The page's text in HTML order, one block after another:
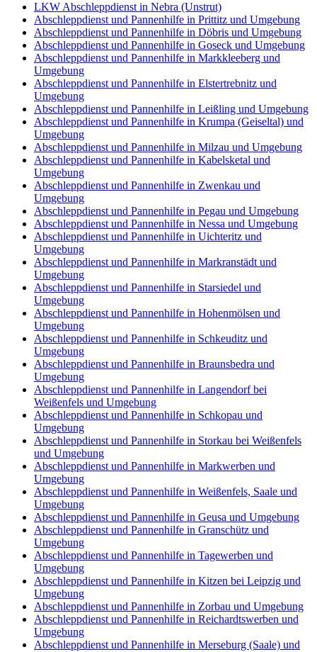
LKW Abschleppdienst in Nebra (Unstrut)
Abschleppdienst und Pannenhilfe in Prittitz und Umgebung
Abschleppdienst und Pannenhilfe in Döbris und Umgebung
Abschleppdienst und Pannenhilfe in Goseck und Umgebung
Abschleppdienst und Pannenhilfe in Markkleeberg und
Umgebung
Abschleppdienst und Pannenhilfe in Elstertrebnitz und
Umgebung
Abschleppdienst und Pannenhilfe in Leißling und Umgebung
Abschleppdienst und Pannenhilfe in Krumpa (Geiseltal) und
Umgebung
Abschleppdienst und Pannenhilfe in Milzau und Umgebung
Abschleppdienst und Pannenhilfe in Kabelsketal und
Umgebung
Abschleppdienst und Pannenhilfe in Zwenkau und
Umgebung
Abschleppdienst und Pannenhilfe in Pegau und Umgebung
Abschleppdienst und Pannenhilfe in Nessa und Umgebung
Abschleppdienst und Pannenhilfe in Uichteritz und
Umgebung
Abschleppdienst und Pannenhilfe in Markranstädt und
Umgebung
Abschleppdienst und Pannenhilfe in Starsiedel und
Umgebung
Abschleppdienst und Pannenhilfe in Hohenmölsen und
Umgebung
Abschleppdienst und Pannenhilfe in Schkeuditz und
Umgebung
Abschleppdienst und Pannenhilfe in Braunsbedra und
Umgebung
Abschleppdienst und Pannenhilfe in Langendorf bei
Weißenfels und Umgebung
Abschleppdienst und Pannenhilfe in Schkopau und
Umgebung
Abschleppdienst und Pannenhilfe in Storkau bei Weißenfels
und Umgebung
Abschleppdienst und Pannenhilfe in Markwerben und
Umgebung
Abschleppdienst und Pannenhilfe in Weißenfels, Saale und
Umgebung
Abschleppdienst und Pannenhilfe in Geusa und Umgebung
Abschleppdienst und Pannenhilfe in Granschütz und
Umgebung
Abschleppdienst und Pannenhilfe in Tagewerben und
Umgebung
Abschleppdienst und Pannenhilfe in Kitzen bei Leipzig und
Umgebung
Abschleppdienst und Pannenhilfe in Zorbau und Umgebung
Abschleppdienst und Pannenhilfe in Reichardtswerben und
Umgebung
Abschleppdienst und Pannenhilfe in Merseburg (Saale) und